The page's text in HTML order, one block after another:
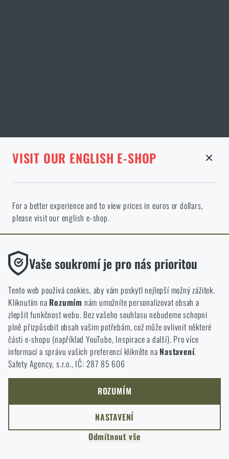
STRÁNKA V DANÉM JAZYCE NEEXISTUJE
Ve vámi vybraném jazyce stránka neexistuje. Můžete tedy zůstat
zde, nebo přejít na hlavní stránku cílového jazyka. Jakou možnost
si vyberete?
ZŮSTANU TADY
PŘEJÍT DO KOŠÍKU
ODEJÍT
ROZUMÍM, POKRAČOVAT
VISIT OUR ENGLISH E-SHOP
For a better experience and to view prices in euros or dollars,
please visit our english e-shop.
I WILL STAY HERE
GO TO RIGAD.COM
Vaše soukromí je pro nás prioritou
Tento web používá cookies, aby vám poskytl nejlepší možný zážitek.
Kliknutím na Rozumím nám umožníte personalizovat obsah a
zlepšit funkčnost webu. Bez vašeho souhlasu nebudeme schopni
plně přizpůsobit obsah vašim potřebám, což může ovlivnit některé
části e-shopu (například YouTube, Inspirace a další). Pro více
informací a správu vašich preferencí klikněte na Nastavení.
Safety Agency, s.r.o., IČ: 287 85 606
Funkční
Bez nich by náš web vůbec nefungoval. U těchto cookies není
možné zakázat jejich ukládání.
Analytické
Do těchto cookies se anonymně ukládá, jakým způsobem
procházíte a používáte náš web. Pomáhají nám lépe chápat, co
se našim zákazníkům líbí a kterým směrem se máme ubírat.
Marketingové
Tyto cookies nám pomáhají optimalizovat reklamu směřující na
náš e-shop, aby byla co nejvíce efektivní a náš obchod se mohl
neustále rozvíjet a zlepšovat.
Díky těmto cookies dokážeme reklamu personalizovat a nabízet
ROZUMÍM
NASTAVENÍ
Odmítnout vše